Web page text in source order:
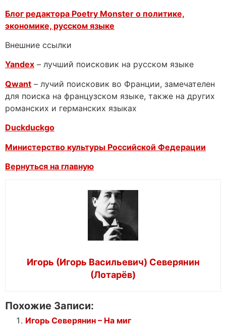
Блог редактора Poetry Monster о политике,
экономике, русском языке
Внешние ссылки
Yandex – лучший поисковик на русском языке
Qwant – лучий поисковик во Франции, замечателен
для поиска на французском языке, также на других
романских и германских языках
Duckduckgo
Министерство культуры Российской Федерации
Вернуться на главную
Игорь (Игорь Васильевич) Cеверянин
(Лотарёв)
Похожие Записи:
Игорь Северянин – На миг